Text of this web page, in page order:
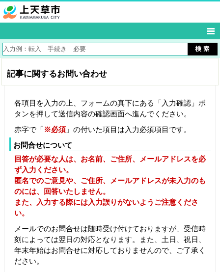
記事に関するお問い合わせ
各項目を入力の上、フォームの真下にある「入力確認」ボ
タンを押して送信内容の確認画面へ進んでください。
赤字で「※必須 」の付いた項目は入力必須項目です。
お問合せについて
回答が必要な人は、お名前、ご住所、メールアドレスを必
ず入力ください。
匿名でのご意見や、ご住所、メールアドレスが未入力のも
のには、回答いたしません。
また、入力する際には入力誤りがないようご注意くださ
い。
メールでのお問合せは随時受け付けておりますが、受信時
刻によっては翌日の対応となります。また、土日、祝日、
年末年始はお問合せに対応しておりませんので、ご了承く
ださい。